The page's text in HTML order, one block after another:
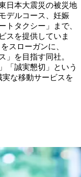
日本大震災の被災地
デルコース、妊娠
トタクシー」まで、
スを提供していま
スローガンに、
」を目指す同社。
「誠実懇切」という
な移動サービスを